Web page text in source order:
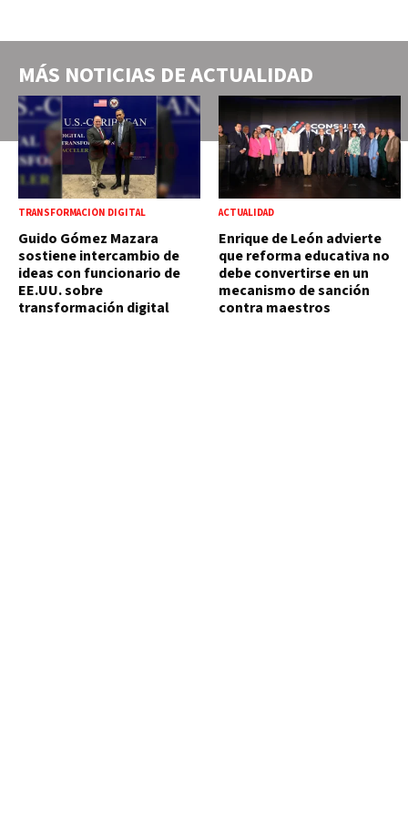
MÁS NOTICIAS DEACTUALIDAD
TRANSFORMACIÓN DIGITAL
Guido Gómez Mazara
sostiene intercambio de
ideas con funcionario de
EE.UU. sobre
transformación digital
ACTUALIDAD
Enrique de León advierte
que reforma educativa no
debe convertirse en un
mecanismo de sanción
contra maestros